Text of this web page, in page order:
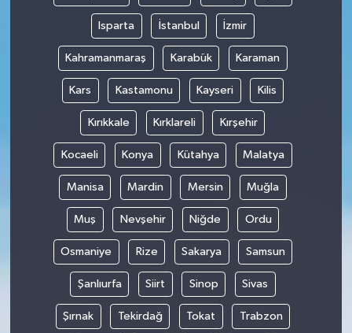
Isparta İstanbul İzmir
Kahramanmaraş Karabük Karaman
Kars Kastamonu Kayseri Kilis
Kırıkkale Kırklareli Kırşehir
Kocaeli Konya Kütahya Malatya
Manisa Mardin Mersin Muğla
Muş Nevşehir Niğde Ordu
Osmaniye Rize Sakarya Samsun
Şanlıurfa Siirt Sinop Sivas
Şırnak Tekirdağ Tokat Trabzon